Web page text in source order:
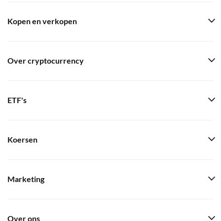
Kopen en verkopen
Over cryptocurrency
ETF's
Koersen
Marketing
Over ons